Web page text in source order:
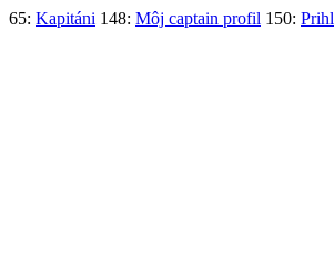
65: Kapitáni 148: Môj captain profil 150: